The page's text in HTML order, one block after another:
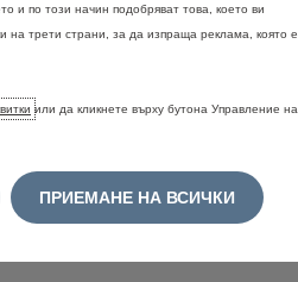
и по този начин подобряват това, което ви
на трети страни, за да изпраща реклама, която е
или да кликнете върху бутона Управление на
ПРИЕМАНЕ НА ВСИЧКИ